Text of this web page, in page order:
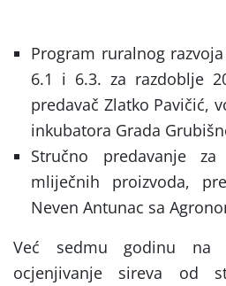
Program ruralnog
6.1 i 6.3. za razdoblje
predavač Zlatko Pavičić,
inkubatora Grada
Stručno predavanje
mliječnih proizvoda,
Neven Antunac sa
Već sedmu godinu na
ocjenjivanje sireva od